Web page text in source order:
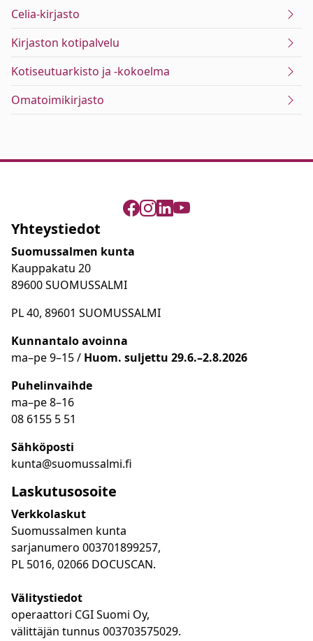
Celia-kirjasto
Kirjaston kotipalvelu
Kotiseutuarkisto ja -kokoelma
Omatoimikirjasto
Yhteystiedot
Suomussalmen kunta
Kauppakatu 20
89600 SUOMUSSALMI
PL 40, 89601 SUOMUSSALMI
Kunnantalo avoinna
ma–pe 9–15 / Huom. suljettu 29.6.–2.8.2026
Puhelinvaihde
ma–pe 8–16
08 6155 5 51
Sähköposti
kunta@suomussalmi.fi
Laskutusosoite
Verkkolaskut
Suomussalmen kunta
sarjanumero 003701899257,
PL 5016, 02066 DOCUSCAN.
Välitystiedot
operaattori CGI Suomi Oy,
välittäjän tunnus 003703575029.